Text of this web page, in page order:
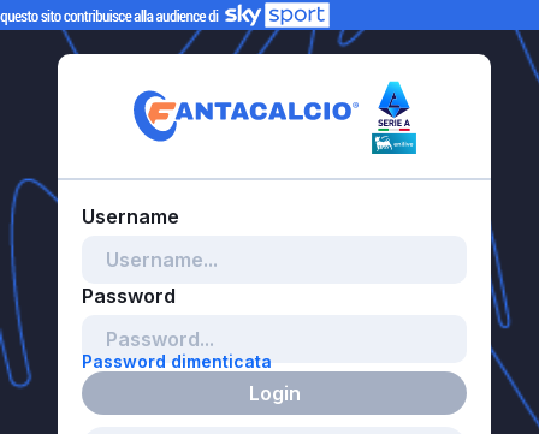
Password dimenticata
Login